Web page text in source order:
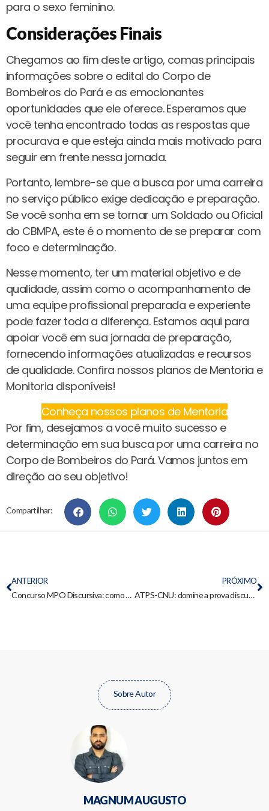
para o sexo feminino.
Considerações Finais
Chegamos ao fim deste artigo, comas principais
informações sobre o edital do Corpo de
Bombeiros do Pará e as emocionantes
oportunidades que ele oferece. Esperamos que
você tenha encontrado todas as respostas que
procurava e que esteja ainda mais motivado para
seguir em frente nessa jornada.
Portanto, lembre-se que a busca por uma carreira
no serviço público exige dedicação e preparação.
Se você sonha em se tornar um Soldado ou Oficial
do CBMPA, este é o momento de se preparar com
foco e determinação.
Nesse momento, ter um material objetivo e de
qualidade, assim como o acompanhamento de
uma equipe profissional preparada e experiente
pode fazer toda a diferença. Estamos aqui para
apoiar você em sua jornada de preparação,
fornecendo informações atualizadas e recursos
de qualidade. Confira nossos planos de Mentoria e
Monitoria disponíveis!
Conheça nossos planos de Mentoria
Por fim, desejamos a você muito sucesso e
determinação em sua busca por uma carreira no
Corpo de Bombeiros do Pará. Vamos juntos em
direção ao seu objetivo!
Compartilhar:
ANTERIOR
Concurso MPO Discursiva: como será e análise da última prova
PRÓXIMO
ATPS-CNU: domine a prova discursiva e uma questão inédita
Sobre Autor
MAGNUM AUGUSTO